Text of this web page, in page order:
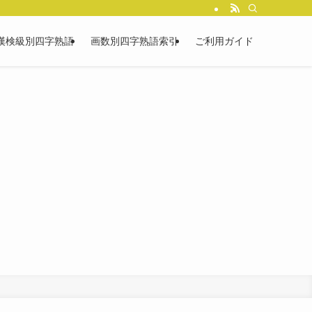
検級別四字熟語 画数別四字熟語索引 ご利用ガイド